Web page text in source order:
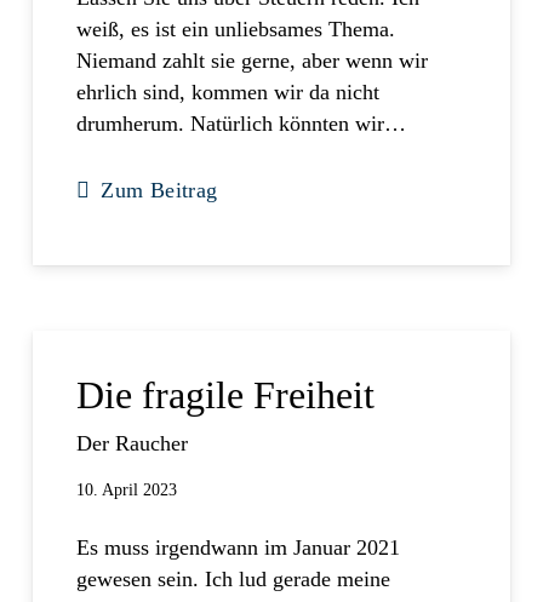
weiß, es ist ein unliebsames Thema.
Niemand zahlt sie gerne, aber wenn wir
ehrlich sind, kommen wir da nicht
drumherum. Natürlich könnten wir…
Zum Beitrag
Die fragile Freiheit
Der Raucher
10. April 2023
Es muss irgendwann im Januar 2021
gewesen sein. Ich lud gerade meine